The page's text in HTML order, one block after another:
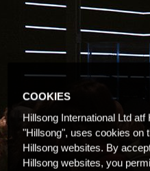
COOKIES
Hillsong International Ltd atf
"Hillsong", uses cookies on
Hillsong websites. By
Hillsong websites, you